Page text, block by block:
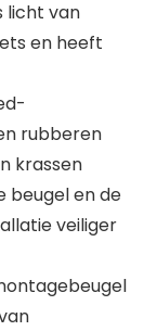
licht van
en heeft
rubberen
krassen
beugel en de
veiliger